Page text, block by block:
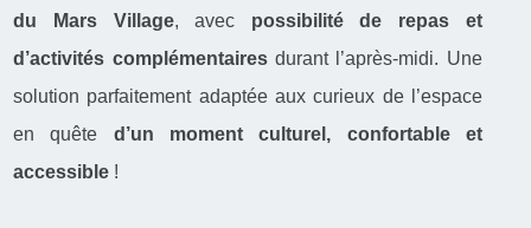
du Mars Village, avec possibilité de repas et
d’activités complémentairesdurant l’après-midi. Une
solution parfaitement adaptée aux curieux de l’espace
en quête d’un moment culturel, confortable et
accessible !